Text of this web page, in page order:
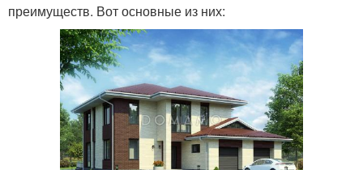
преимуществ. Вот основные из них: